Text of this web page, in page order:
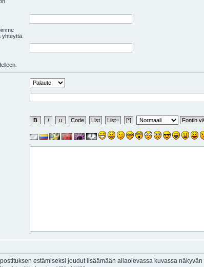
estämiseksi joudut lisäämään allaolevassa kuvassa